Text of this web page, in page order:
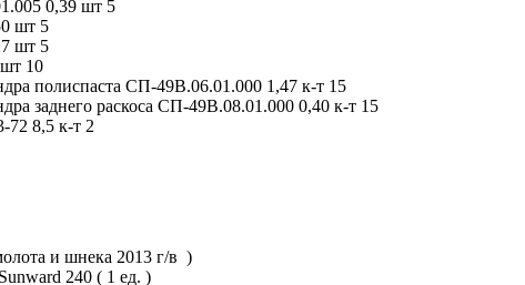
0,39 шт 5
шт 5
шт 5
10
полиспаста СП-49В.06.01.000 1,47 к-т 15
заднего раскоса СП-49В.08.01.000 0,40 к-т 15
8,5 к-т 2
и шнека 2013 г/в )
240 ( 1 ед. )